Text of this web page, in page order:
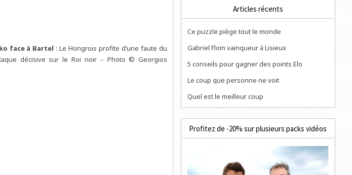
face à Bartel : Le Hongrois profite d’une faute du
décisive sur le Roi noir – Photo © Georgios
Articles récents
Ce puzzle piège tout le monde
Gabriel Flom vainqueur à Lisieux
5 conseils pour gagner des points Elo
Le coup que personne ne voit
Quel est le meilleur coup
Profitez de -20% sur plusieurs packs vidéos